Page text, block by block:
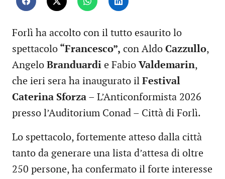
Forlì ha accolto con il tutto esaurito lo
spettacolo “Francesco”, con Aldo Cazzullo,
Angelo Branduardi e Fabio Valdemarin,
che ieri sera ha inaugurato il Festival
Caterina Sforza – L’Anticonformista 2026
presso l’Auditorium Conad – Città di Forlì.
Lo spettacolo, fortemente atteso dalla città
tanto da generare una lista d’attesa di oltre
250 persone, ha confermato il forte interesse